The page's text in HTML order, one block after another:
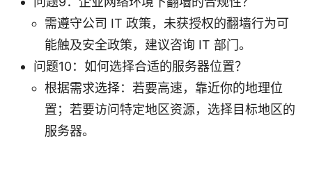
需遵守公司 IT 政策，未获授权的翻墙行为可
能触及安全政策，建议咨询 IT 部门。
问题10：如何选择合适的服务器位置？
根据需求选择：若要高速，靠近你的地理位
置；若要访问特定地区资源，选择目标地区的
服务器。